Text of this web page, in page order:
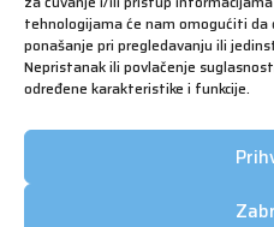
tehnologijama će nam omogućiti
ponašanje pri pregledavanju ili
Nepristanak ili povlačenje
određene karakteristike i funkcije.